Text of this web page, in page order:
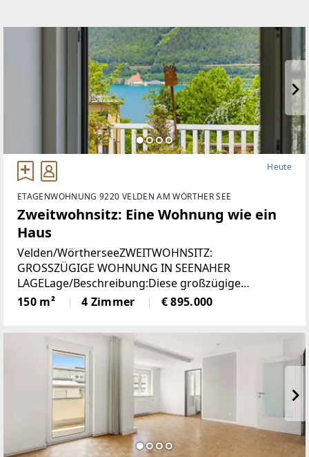
Heute
ETAGENWOHNUNG 9220 VELDEN AM WÖRTHER SEE
Zweitwohnsitz: Eine Wohnung wie ein
Haus
Velden/WörtherseeZWEITWOHNSITZ:
GROSSZÜGIGE WOHNUNG IN SEENAHER
LAGELage/Beschreibung:Diese großzügige
Wohnung vereint hohen Wohnkomfort mit einer
seltenen Zweitwohnsitzwidmung und traumhaftem
150 m² 4 Zimmer € 895.000